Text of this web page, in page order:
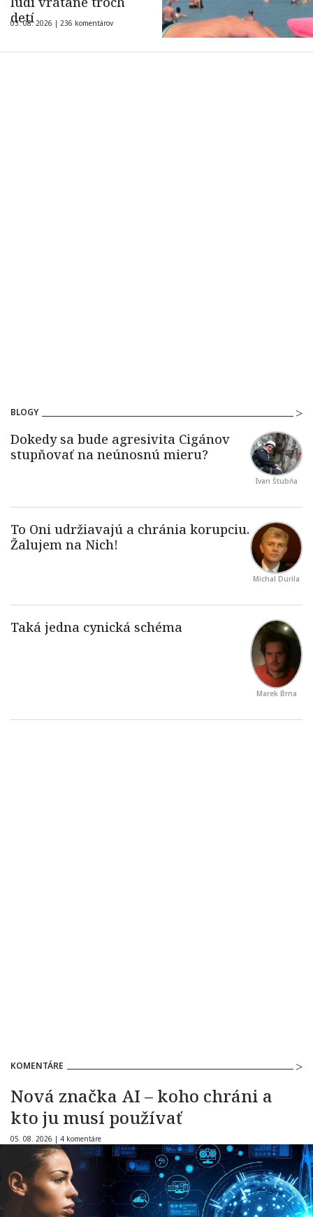
detí
03. 08. 2026 | 236 komentárov
BLOGY
Ivan Štubňa
Michal Durila
Marek Brna
KOMENTÁRE
Nová značka AI – koho chráni a
kto ju musí používať
05. 08. 2026 | 4 komentáre